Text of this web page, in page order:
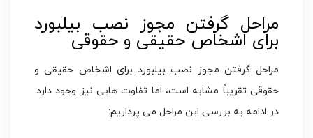
مراحل گرفتن مجوز نصب بیلبورد
برای اشخاص حقیقی و حقوقی
مراحل گرفتن مجوز نصب بیلبورد برای اشخاص حقیقی و
حقوقی تقریباً مشابه است، اما تفاوت هایی نیز وجود دارد.
در ادامه به بررسی این مراحل می پردازیم: